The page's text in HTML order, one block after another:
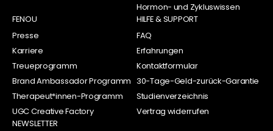
Hormon- und Zykluswissen
FENOU
Presse
Karriere
Treueprogramm
Brand Ambassador Programm
Therapeut*innen-Programm
UGC Creative Factory
HILFE & SUPPORT
FAQ
Erfahrungen
Kontaktformular
30-Tage-Geld-zurück-Garantie
Studienverzeichnis
Vertrag widerrufen
NEWSLETTER